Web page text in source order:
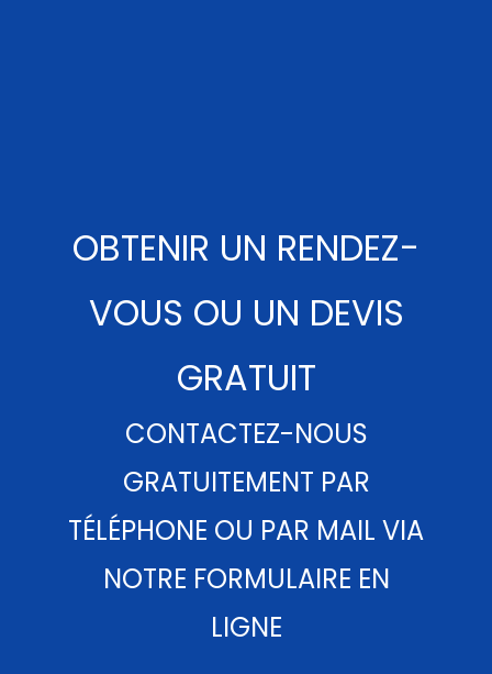
OBTENIR UN RENDEZ-
VOUS OU UN DEVIS
GRATUIT
CONTACTEZ-NOUS
GRATUITEMENT PAR
TÉLÉPHONE OU PAR MAIL VIA
NOTRE FORMULAIRE EN
LIGNE